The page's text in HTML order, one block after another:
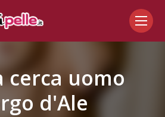
cerca uomo
d'Ale